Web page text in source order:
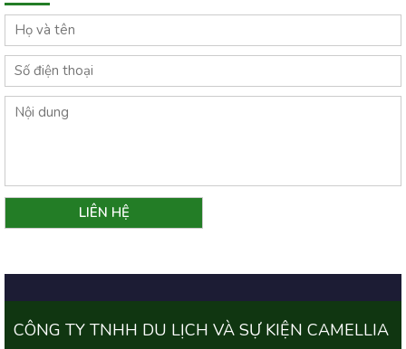
CÔNG TY TNHH DU LỊCH VÀ SỰ KIỆN CAMELLIA